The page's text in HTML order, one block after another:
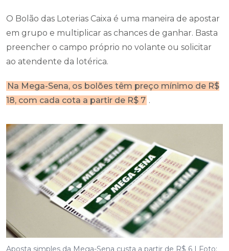
O Bolão das Loterias Caixa é uma maneira de apostar
em grupo e multiplicar as chances de ganhar. Basta
preencher o campo próprio no volante ou solicitar
ao atendente da lotérica.
Na Mega-Sena, os bolões têm preço mínimo de R$
18, com cada cota a partir de R$ 7 .
Aposta simples da Mega-Sena custa a partir de R$ 6 | Foto: